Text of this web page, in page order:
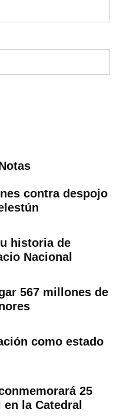
contra despojo
historia de
Nacional
567 millones de
como estado
25
la Catedral